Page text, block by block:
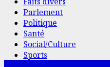
Parlement
Politique
Santé
Social/Culture
Sports